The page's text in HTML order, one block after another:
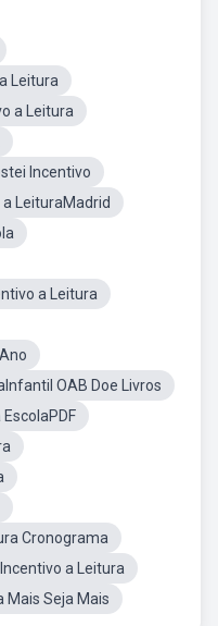
Leitura
a Leitura
Incentivo
LeituraMadrid
a Leitura
OAB Doe Livros
Cronograma
a Leitura
Mais Seja Mais